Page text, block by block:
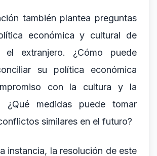
también plantea preguntas
económica y cultural de
el extranjero. ¿Cómo puede
su política económica
con la cultura y la
¿Qué medidas puede tomar
similares en el futuro?
instancia, la resolución de este